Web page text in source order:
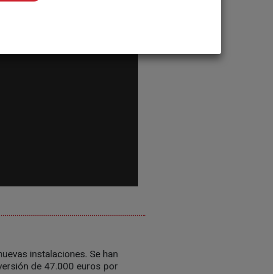
instalaciones. Se han
de 47.000 euros por